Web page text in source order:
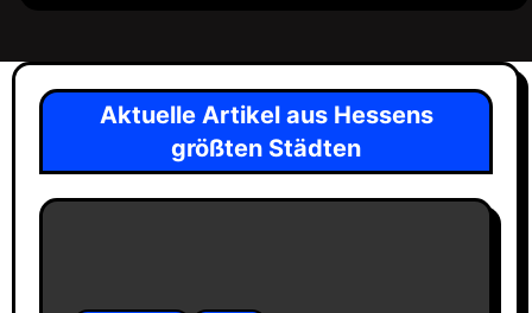
Aktuelle Artikel aus Hessens
größten Städten